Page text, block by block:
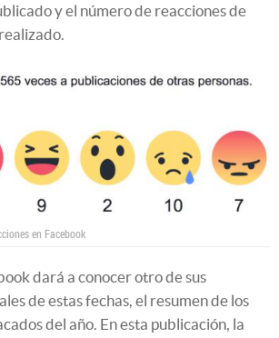
y el número de reacciones de
en Facebook
dará a conocer otro de sus
de estas fechas, el resumen de los
del año. En esta publicación, la